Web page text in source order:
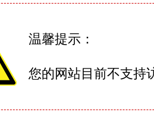
温馨提示：
您的网站目前不支持